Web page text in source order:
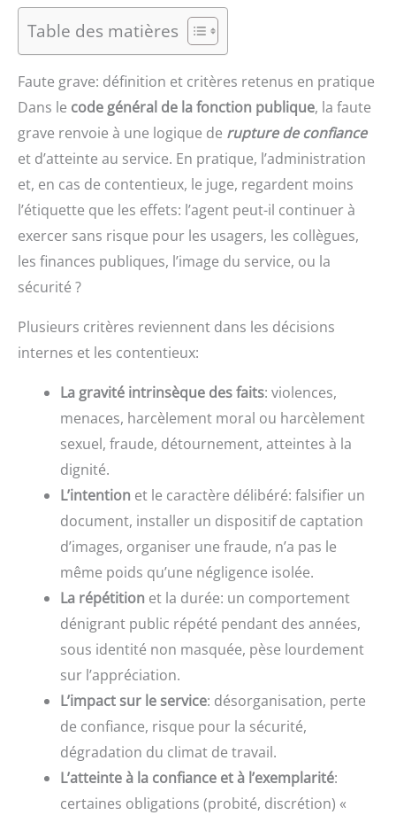
Table des matières
Faute grave: définition et critères retenus en pratique
Dans le code général de la fonction publique, la faute
grave renvoie à une logique de rupture de confiance
et d’atteinte au service. En pratique, l’administration
et, en cas de contentieux, le juge, regardent moins
l’étiquette que les effets: l’agent peut-il continuer à
exercer sans risque pour les usagers, les collègues,
les finances publiques, l’image du service, ou la
sécurité ?
Plusieurs critères reviennent dans les décisions
internes et les contentieux:
La gravité intrinsèque des faits: violences,
menaces, harcèlement moral ou harcèlement
sexuel, fraude, détournement, atteintes à la
dignité.
L’intention et le caractère délibéré: falsifier un
document, installer un dispositif de captation
d’images, organiser une fraude, n’a pas le
même poids qu’une négligence isolée.
La répétition et la durée: un comportement
dénigrant public répété pendant des années,
sous identité non masquée, pèse lourdement
sur l’appréciation.
L’impact sur le service: désorganisation, perte
de confiance, risque pour la sécurité,
dégradation du climat de travail.
L’atteinte à la confiance et à l’exemplarité:
certaines obligations (probité, discrétion) «